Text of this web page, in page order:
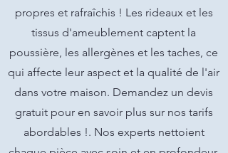
propres et rafraîchis ! Les rideaux et les
tissus d'ameublement captent la
poussière, les allergènes et les taches, ce
qui affecte leur aspect et la qualité de l'air
dans votre maison. Demandez un devis
gratuit pour en savoir plus sur nos tarifs
abordables !. Nos experts nettoient